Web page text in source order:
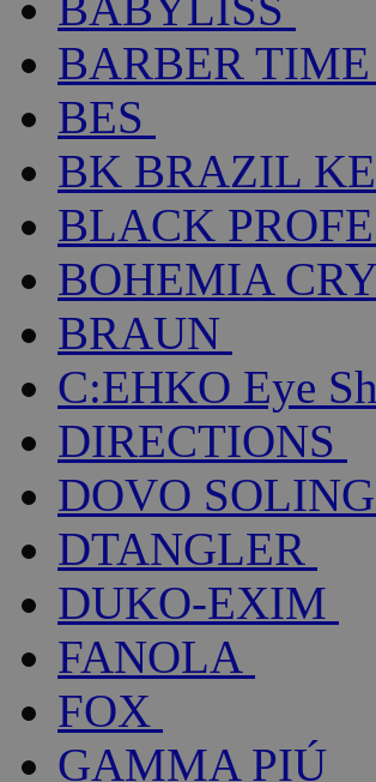
BARBER TIME
BES
BK BRAZIL
BLACK
BOHEMIA
BRAUN
C:EHKO Eye
DIRECTIONS
DOVO
DTANGLER
DUKO-EXIM
FANOLA
FOX
GAMMA PIÚ